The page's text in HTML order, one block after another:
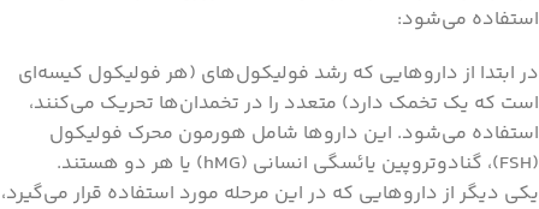
استفاده می‌شود:
در ابتدا از داروهایی که رشد فولیکول‌های (هر فولیکول کیسه‌ای
است که یک تخمک دارد) متعدد را در تخمدان‌ها تحریک می‌کنند،
استفاده می‌شود. این داروها شامل هورمون محرک فولیکول
(FSH)، گنادوتروپین یائسگی انسانی (hMG) یا هر دو هستند.
یکی دیگر از داروهایی که در این مرحله مورد استفاده قرار می‌گیرد،